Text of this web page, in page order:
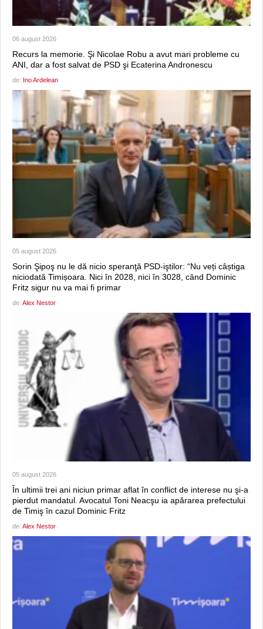
06 august 2026
Recurs la memorie. Şi Nicolae Robu a avut mari probleme cu
ANI, dar a fost salvat de PSD şi Ecaterina Andronescu
de: Ino Ardelean
05 august 2026
Sorin Şipoş nu le dă nicio speranţă PSD-iştilor: “Nu veți câștiga
niciodată Timișoara. Nici în 2028, nici în 3028, când Dominic
Fritz sigur nu va mai fi primar
de: Alex Nestor
05 august 2026
În ultimii trei ani niciun primar aflat în conflict de interese nu şi-a
pierdut mandatul. Avocatul Toni Neacşu ia apărarea prefectului
de Timiş în cazul Dominic Fritz
de: Alex Nestor